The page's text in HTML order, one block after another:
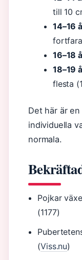
till 10
14–16
16–18
18–19
flesta
Det här är
individuella
normala.
Pojkar
(1177)
(Viss.nu)